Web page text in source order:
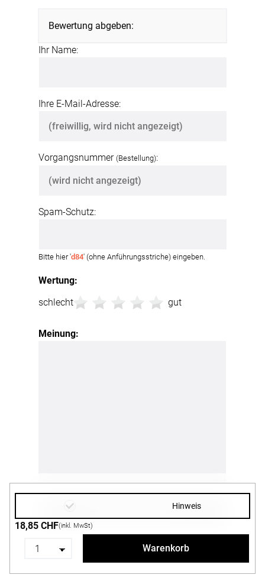
Bewertung abgeben:
Wertung:
schlecht
gut
Meinung:
Ihr Name:
Ihre E-Mail-Adresse:
Vorgangsnummer (Bestellung):
Spam-Schutz:
Bitte hier 'd84' (ohne Anführungsstriche) eingeben.
Hinweis
18,85 CHF(inkl. MwSt)
Warenkorb